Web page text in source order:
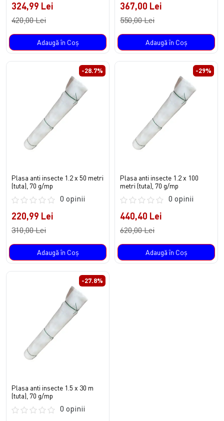
324,99 Lei
420,00 Lei
Adaugă în Coş
367,00 Lei
550,00 Lei
Adaugă în Coş
-28.7%
Plasa anti insecte 1.2 x 50 metri
(tuta), 70 g/mp
0 opinii
220,99 Lei
310,00 Lei
Adaugă în Coş
-29%
Plasa anti insecte 1.2 x 100
metri (tuta), 70 g/mp
0 opinii
440,40 Lei
620,00 Lei
Adaugă în Coş
-27.8%
Plasa anti insecte 1.5 x 30 m
(tuta), 70 g/mp
0 opinii